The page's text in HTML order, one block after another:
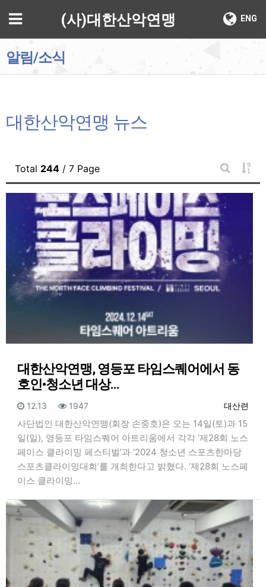
메뉴 ENG
(사)대한산악연맹
알림/소식
대한산악연맹 뉴스
Total 244 / 7 Page
게시판 검
게
대한산악연맹, 영등포 타임스퀘어에서 동
호인•청소년 대상…
등록자
대산련
등록일
12.13 조회
1947
사단법인 대한산악연맹(회장 손중호)은 오는 14일(토)과 15
일(일), 영등포 타임스퀘어 아트리움에서 각각 ‘제28회 노스
페이스 클라이밍 페스티벌’과 ‘2024 청소년 스포츠한마당
스포츠클라이밍대회’를 개최한다고 밝혔다. ‘제28회 노스페
이스 클라이밍…